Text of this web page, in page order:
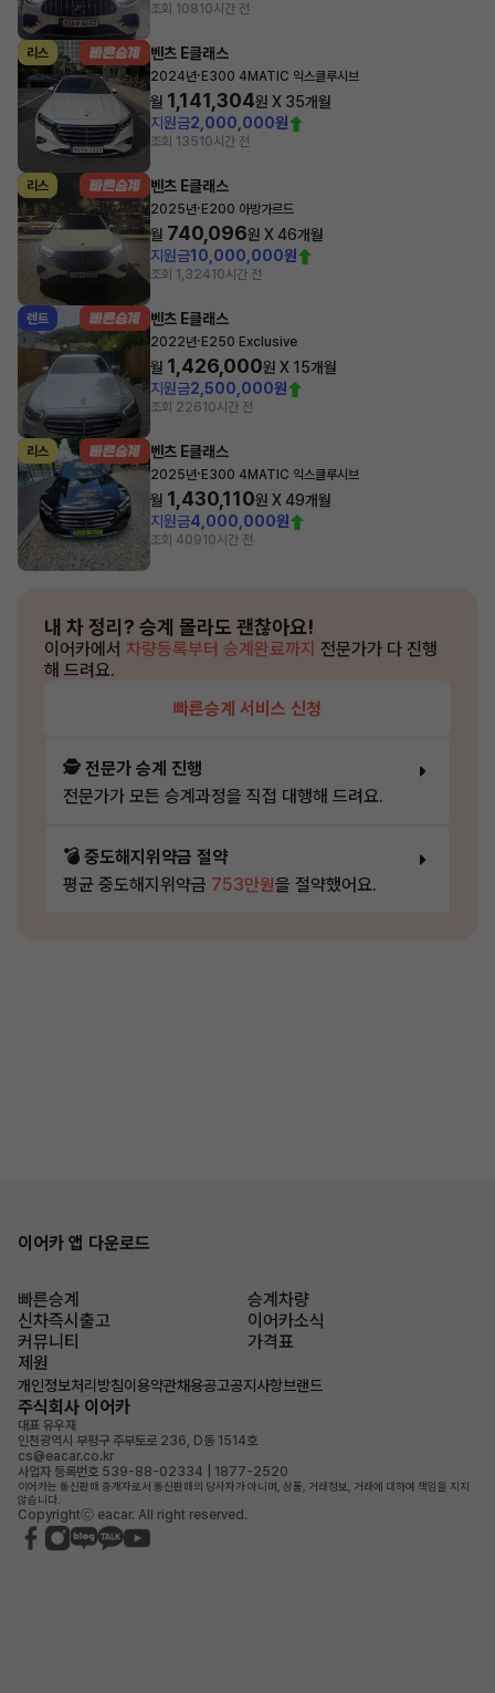
조회 10810시간 전
리스 벤츠 E클래스
2024년· E300 4MATIC 익스클루시브
월 1,141,304원 X 35개월
지원금2,000,000원
조회 13510시간 전
리스 벤츠 E클래스
2025년· E200 아방가르드
월 740,096원 X46개월
지원금10,000,000원
조회 1,32410시간 전
렌트 벤츠 E클래스
2022년· E250 Exclusive
월 1,426,000원 X 15개월
지원금2,500,000원
조회 22610시간 전
리스 벤츠 E클래스
2025년· E300 4MATIC 익스클루시브
월 1,430,110원 X49개월
지원금4,000,000원
조회 40910시간 전
내 차 정리? 승계 몰라도 괜찮아요!
이어카에서 차량등록부터 승계완료까지 전문가가 다 진행
해 드려요.
빠른승계 서비스 신청
🕵️ 전문가 승계 진행
전문가가 모든 승계과정을 직접 대행해 드려요.
💣 중도해지위약금 절약
평균 중도해지위약금 753만원을 절약했어요.
이어카 앱 다운로드
빠른승계
승계차량
신차즉시출고
이어카소식
커뮤니티
가격표
제원
개인정보처리방침이용약관채용공고공지사항브랜드
주식회사 이어카
대표 유우재
인천광역시 부평구 주부토로 236, D동 1514호
cs@eacar.co.kr
사업자 등록번호 539-88-02334 | 1877-2520
이어카는 통신판매 중개자로서 통신판매의 당사자가 아니며, 상품, 거래정보, 거래에 대하여 책임을 지지
않습니다.
Copyrightⓒ eacar. All right reserved.